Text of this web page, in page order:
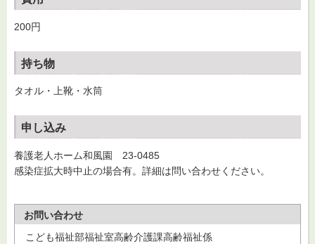
200円
持ち物
タオル・上靴・水筒
申し込み
養護老人ホーム和風園 23-0485
感染症拡大時中止の場合有。詳細は問い合わせください。
お問い合わせ
こども福祉部福祉室高齢介護課高齢福祉係